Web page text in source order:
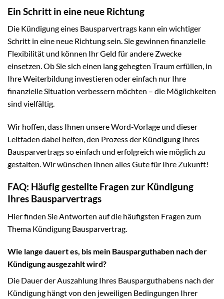
Ein Schritt in eine neue Richtung
Die Kündigung eines Bausparvertrags kann ein wichtiger
Schritt in eine neue Richtung sein. Sie gewinnen finanzielle
Flexibilität und können Ihr Geld für andere Zwecke
einsetzen. Ob Sie sich einen lang gehegten Traum erfüllen, in
Ihre Weiterbildung investieren oder einfach nur Ihre
finanzielle Situation verbessern möchten – die Möglichkeiten
sind vielfältig.
Wir hoffen, dass Ihnen unsere Word-Vorlage und dieser
Leitfaden dabei helfen, den Prozess der Kündigung Ihres
Bausparvertrags so einfach und erfolgreich wie möglich zu
gestalten. Wir wünschen Ihnen alles Gute für Ihre Zukunft!
FAQ: Häufig gestellte Fragen zur Kündigung
Ihres Bausparvertrags
Hier finden Sie Antworten auf die häufigsten Fragen zum
Thema Kündigung Bausparvertrag.
Wie lange dauert es, bis mein Bausparguthaben nach der
Kündigung ausgezahlt wird?
Die Dauer der Auszahlung Ihres Bausparguthabens nach der
Kündigung hängt von den jeweiligen Bedingungen Ihrer